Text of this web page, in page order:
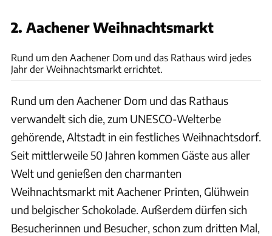
2. Aachener Weihnachtsmarktgettyimages/Jorg Greuel
Rund um den Aachener Dom und das Rathaus wird jedes
Jahr der Weihnachtsmarkt errichtet.
Rund um den Aachener Dom und das Rathaus
verwandelt sich die, zum UNESCO-Welterbe
gehörende, Altstadt in ein festliches Weihnachtsdorf.
Seit mittlerweile 50 Jahren kommen Gäste aus aller
Welt und genießen den charmanten
Weihnachtsmarkt mit Aachener Printen, Glühwein
und belgischer Schokolade. Außerdem dürfen sich
Besucherinnen und Besucher, schon zum dritten Mal,